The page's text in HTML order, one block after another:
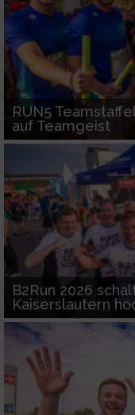
RUN5
auf Teamgeist
B2Run 2026
Kaiserslautern